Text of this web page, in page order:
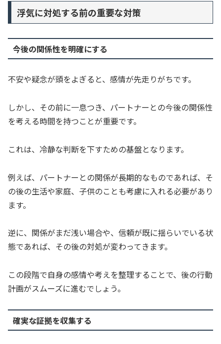
浮気に対処する前の重要な対策
今後の関係性を明確にする
不安や疑念が頭をよぎると、感情が先走りがちです。
しかし、その前に一息つき、パートナーとの今後の関係性
を考える時間を持つことが重要です。
これは、冷静な判断を下すための基盤となります。
例えば、パートナーとの関係が長期的なものであれば、そ
の後の生活や家庭、子供のことも考慮に入れる必要があり
ます。
逆に、関係がまだ浅い場合や、信頼が既に揺らいでいる状
態であれば、その後の対処が変わってきます。
この段階で自身の感情や考えを整理することで、後の行動
計画がスムーズに進むでしょう。
確実な証拠を収集する